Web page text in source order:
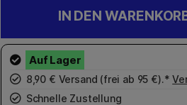
IN DEN
8,90 € Versand (frei ab 95 €).*
Schnelle Zustellung